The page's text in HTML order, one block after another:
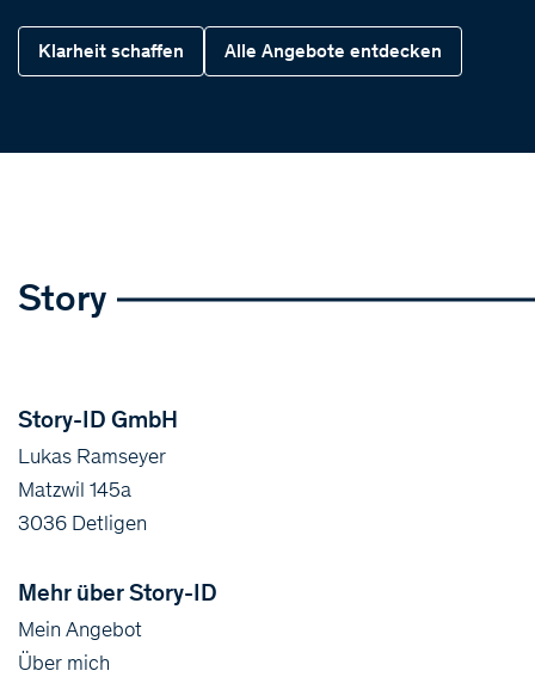
Klarheit schaffen Alle Angebote entdecken
Story
Story-ID GmbH
Lukas Ramseyer
Matzwil 145a
3036 Detligen
Mehr über Story-ID
Mein Angebot
Über mich